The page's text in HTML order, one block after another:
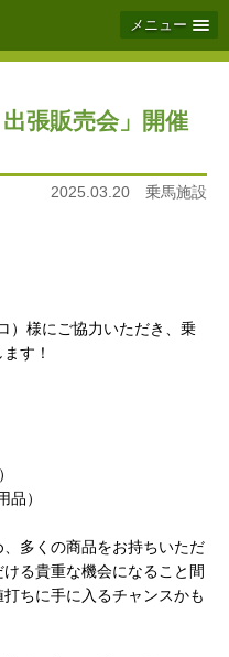
メニュー
張販売会」開催
2025.03.20 乗馬施設
）様にご協力いただき、乗
す！
）
多くの商品をお持ちいただ
る貴重な機会になること間
ちに手に入るチャンスかも